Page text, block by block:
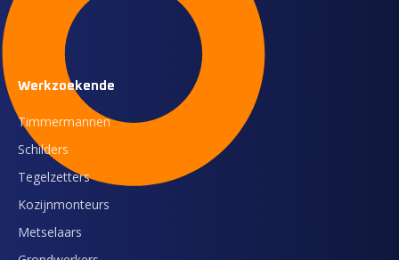
Werkzoekende
Timmermannen
Schilders
Tegelzetters
Kozijnmonteurs
Metselaars